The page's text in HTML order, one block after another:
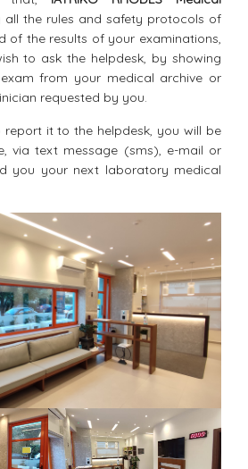
all the rules and safety protocols of
of the results of your examinations,
to ask the helpdesk, by showing
from your medical archive or
requested by you.
report it to the helpdesk, you will be
via text message (sms), e-mail or
you your next laboratory medical